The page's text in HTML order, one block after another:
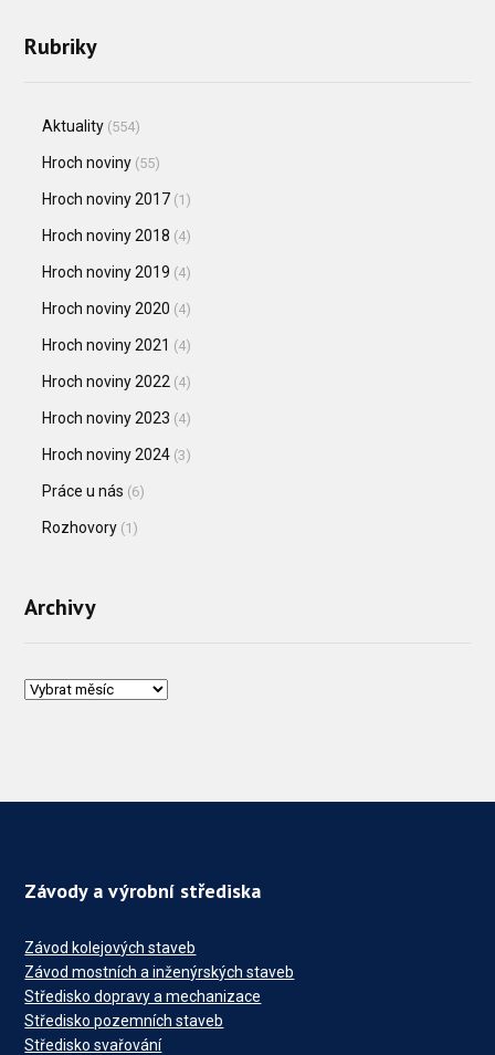
Rubriky
Aktuality (554)
Hroch noviny (55)
Hroch noviny 2017 (1)
Hroch noviny 2018 (4)
Hroch noviny 2019 (4)
Hroch noviny 2020 (4)
Hroch noviny 2021 (4)
Hroch noviny 2022 (4)
Hroch noviny 2023 (4)
Hroch noviny 2024 (3)
Práce u nás (6)
Rozhovory (1)
Archivy
Závody a výrobní střediska
Závod kolejových staveb
Závod mostních a inženýrských staveb
Středisko dopravy a mechanizace
Středisko pozemních staveb
Středisko svařování